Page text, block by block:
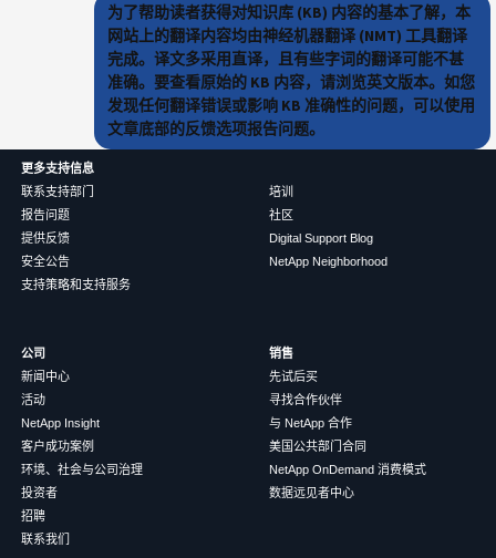
为了帮助读者获得对知识库 (KB) 内容的基本了解，本
网站上的翻译内容均由神经机器翻译 (NMT) 工具翻译
完成。译文多采用直译，且有些字词的翻译可能不甚
准确。要查看原始的 KB 内容，请浏览英文版本。如您
发现任何翻译错误或影响 KB 准确性的问题，可以使用
文章底部的反馈选项报告问题。
更多支持信息
联系支持部门
报告问题
提供反馈
安全公告
支持策略和支持服务
培训
社区
Digital Support Blog
NetApp Neighborhood
公司
新闻中心
活动
NetApp Insight
客户成功案例
环境、社会与公司治理
投资者
招聘
联系我们
销售
先试后买
寻找合作伙伴
与 NetApp 合作
美国公共部门合同
NetApp OnDemand 消费模式
数据远见者中心